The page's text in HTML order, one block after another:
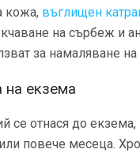
кожа, въглищен
на сърбеж и
за намаляване
на екзема
се отнася до екзема,
повече месеца.